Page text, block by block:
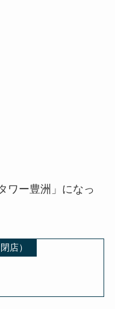
ワー豊洲」になっ
店）